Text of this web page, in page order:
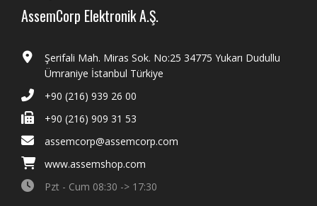
AssemCorp Elektronik A.Ş.
Şerifali Mah. Miras Sok. No:25 34775 Yukarı Dudullu
Ümraniye İstanbul Türkiye
+90 (216) 939 26 00
+90 (216) 909 31 53
assemcorp@assemcorp.com
www.assemshop.com
Pzt - Cum 08:30 -> 17:30